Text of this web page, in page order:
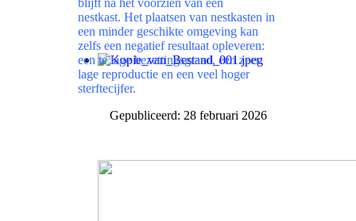
blijft na het voorzien van een
nestkast. Het plaatsen van nestkasten in
een minder geschikte omgeving kan
zelfs een negatief resultaat opleveren:
een te lage bezettingsgraad, een zeer
lage reproductie en een veel hoger
sterftecijfer.
Gepubliceerd: 28 februari 2026